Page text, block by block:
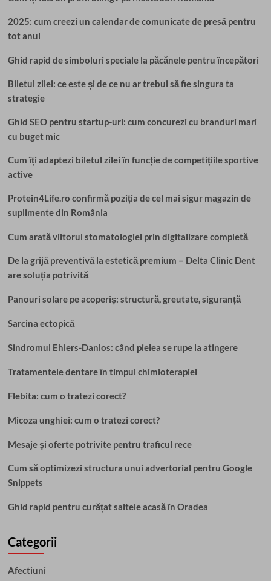
2025: cum creezi un calendar de comunicate de presă pentru
tot anul
Ghid rapid de simboluri speciale la păcănele pentru începători
Biletul zilei: ce este și de ce nu ar trebui să fie singura ta
strategie
Ghid SEO pentru startup-uri: cum concurezi cu branduri mari
cu buget mic
Cum îți adaptezi biletul zilei în funcție de competițiile sportive
active
Protein4Life.ro confirmă poziția de cel mai sigur magazin de
suplimente din România
Cum arată viitorul stomatologiei prin digitalizare completă
De la grijă preventivă la estetică premium – Delta Clinic Dent
are soluția potrivită
Panouri solare pe acoperiș: structură, greutate, siguranță
Sarcina ectopică
Sindromul Ehlers-Danlos: când pielea se rupe la atingere
Tratamentele dentare în timpul chimioterapiei
Flebita: cum o tratezi corect?
Micoza unghiei: cum o tratezi corect?
Mesaje și oferte potrivite pentru traficul rece
Cum să optimizezi structura unui advertorial pentru Google
Snippets
Ghid rapid pentru curățat saltele acasă în Oradea
Categorii
Afectiuni